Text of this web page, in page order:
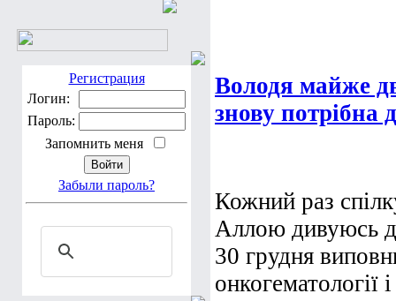
Регистрация
Логин:
Пароль:
Запомнить меня
Забыли пароль?
Володя майже
знову потрібна
Кожний раз
Аллою дивуюсь
30 грудня